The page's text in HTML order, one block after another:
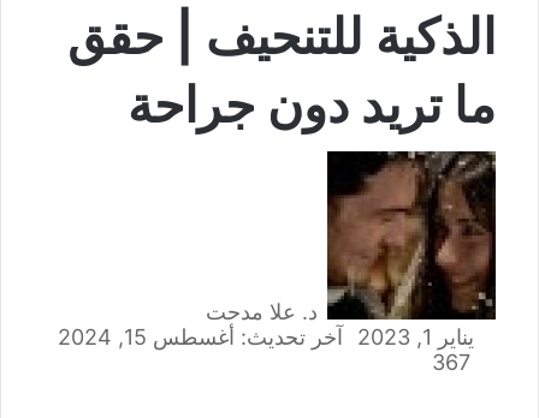
الذكية للتنحيف | حقق
ما تريد دون جراحة
د. علا مدحت
يناير 1, 2023
آخر تحديث: أغسطس 15, 2024
367